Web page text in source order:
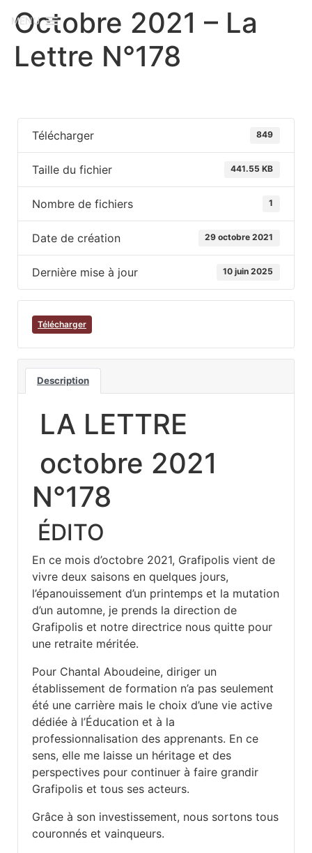
MENU
Octobre 2021 – La
Lettre N°178
Télécharger 849
Taille du fichier 441.55 KB
Nombre de fichiers 1
Date de création 29 octobre 2021
Dernière mise à jour 10 juin 2025
Télécharger
Description
LA LETTRE
octobre 2021
N°178
ÉDITO
En ce mois d’octobre 2021, Grafipolis vient de
vivre deux saisons en quelques jours,
l’épanouissement d’un printemps et la mutation
d’un automne, je prends la direction de
Grafipolis et notre directrice nous quitte pour
une retraite méritée.
Pour Chantal Aboudeine, diriger un
établissement de formation n’a pas seulement
été une carrière mais le choix d’une vie active
dédiée à l’Éducation et à la
professionnalisation des apprenants. En ce
sens, elle me laisse un héritage et des
perspectives pour continuer à faire grandir
Grafipolis et tous ses acteurs.
Grâce à son investissement, nous sortons tous
couronnés et vainqueurs.